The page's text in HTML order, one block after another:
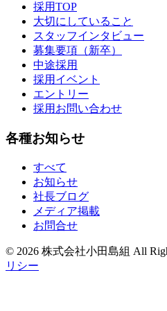
採用TOP
大切にしていること
スタッフインタビュー
募集要項（新卒）
中途採用
採用イベント
エントリー
採用お問い合わせ
各種お知らせ
すべて
お知らせ
社長ブログ
メディア掲載
お問合せ
© 2026 株式会社小田島組 All
リシー